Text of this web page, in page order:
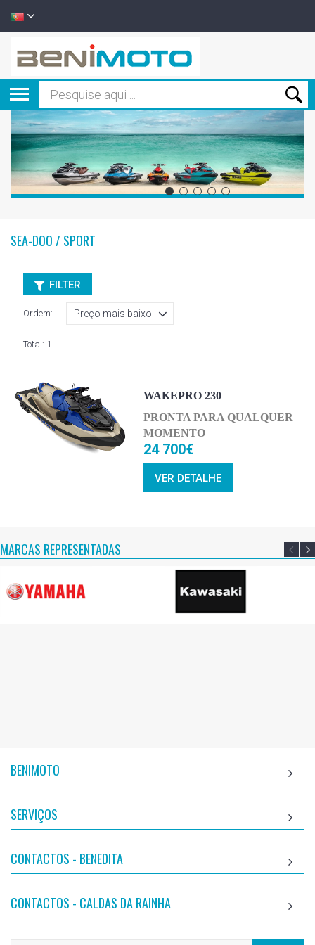
SEA-DOO / SPORT
FILTER
Ordem:
Total: 1
WAKEPRO 230
PRONTA PARA QUALQUER
MOMENTO
24 700€
VER DETALHE
MARCAS REPRESENTADAS
BENIMOTO
SERVIÇOS
CONTACTOS - BENEDITA
CONTACTOS - CALDAS DA RAINHA